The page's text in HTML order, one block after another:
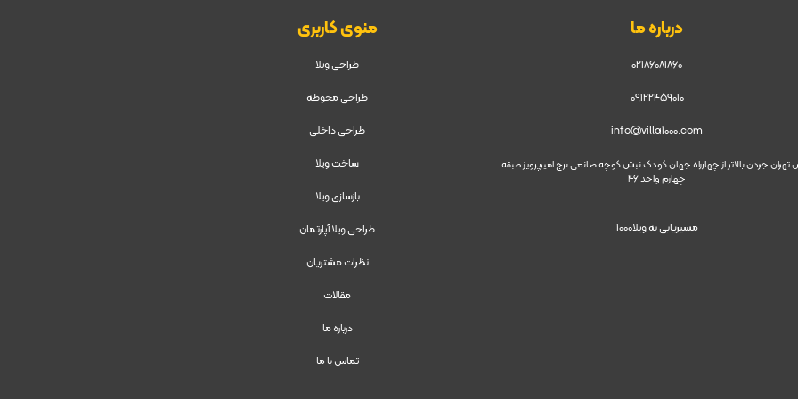
درباره ما
02186081860
09122459010
info@villa1000.com
تهران جردن بالاتر از چهارراه جهان کودک نبش کوچه صانعی برج امیرپرویز طبقه
چهارم واحد 46
مسیریابی به ویلا1000
منوی کاربری
طراحی ویلا
طراحی محوطه
طراحی داخلی
ساخت ویلا
بازسازی ویلا
طراحی ویلا آپارتمان
نظرات مشتریان
مقالات
درباره ما
تماس با ما